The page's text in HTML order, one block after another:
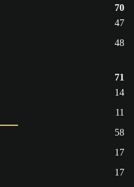
70
47
48
71
14
11
58
17
17